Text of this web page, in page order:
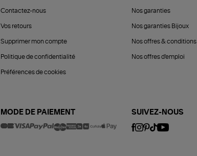
Contactez-nous
Vos retours
Supprimer mon compte
Politique de confidentialité
Préférences de cookies
Nos garanties
Nos garanties Bijoux
Nos offres & conditions
Nos offres d'emploi
MODE DE PAIEMENT SUIVEZ-NOUS